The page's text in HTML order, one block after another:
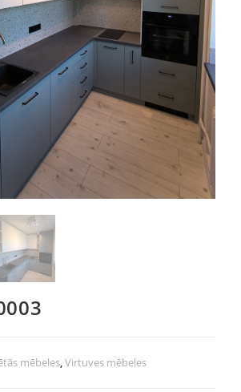
mēbeles,Virtuves mēbeles